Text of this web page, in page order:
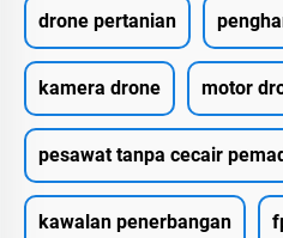
drone pertanian
kamera drone motor
pesawat tanpa cecair
kawalan penerbangan